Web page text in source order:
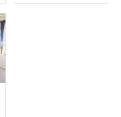
110110 段ボール粉砕